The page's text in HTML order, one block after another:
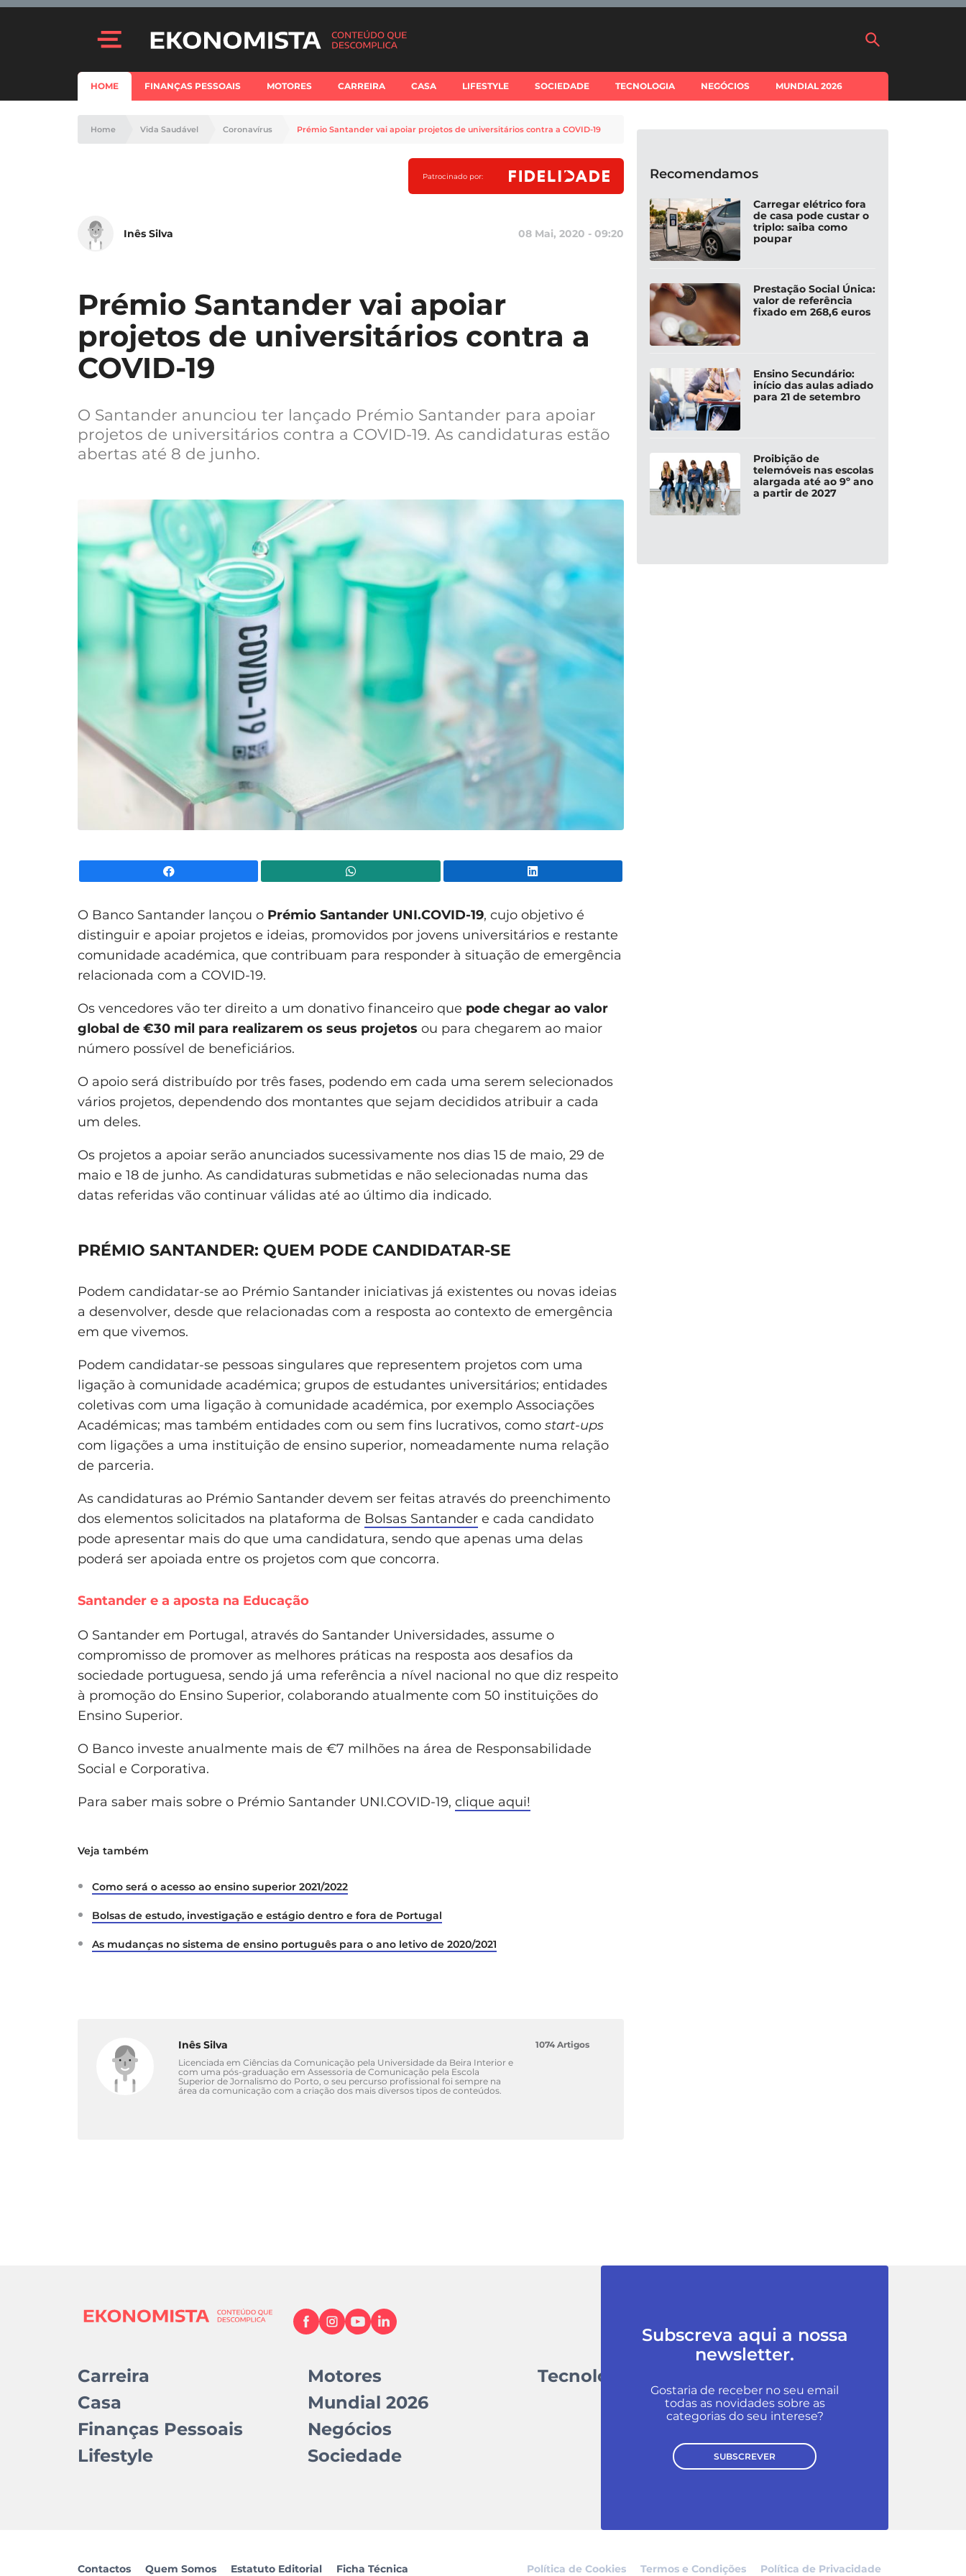
HOME FINANÇAS PESSOAIS MOTORES CARREIRA CASA LIFESTYLE SOCIEDADE TECNOLOGIA NEGÓCIOS MUNDIAL 2026
Home Vida Saudável Coronavírus Prémio Santander vai apoiar projetos de universitários contra a COVID-19
Patrocinado por:
Inês Silva 08 Mai, 2020 - 09:20
Prémio Santander vai apoiar
projetos de universitários contra a
COVID-19
O Santander anunciou ter lançado Prémio Santander para apoiar
projetos de universitários contra a COVID-19. As candidaturas estão
abertas até 8 de junho.
O Banco Santander lançou o Prémio Santander UNI.COVID-19, cujo objetivo é
distinguir e apoiar projetos e ideias, promovidos por jovens universitários e restante
comunidade académica, que contribuam para responder à situação de emergência
relacionada com a COVID-19.
Os vencedores vão ter direito a um donativo financeiro que pode chegar ao valor
global de €30 mil para realizarem os seus projetos ou para chegarem ao maior
número possível de beneficiários.
O apoio será distribuído por três fases, podendo em cada uma serem selecionados
vários projetos, dependendo dos montantes que sejam decididos atribuir a cada
um deles.
Os projetos a apoiar serão anunciados sucessivamente nos dias 15 de maio, 29 de
maio e 18 de junho. As candidaturas submetidas e não selecionadas numa das
datas referidas vão continuar válidas até ao último dia indicado.
PRÉMIO SANTANDER: QUEM PODE CANDIDATAR-SE
Podem candidatar-se ao Prémio Santander iniciativas já existentes ou novas ideias
a desenvolver, desde que relacionadas com a resposta ao contexto de emergência
em que vivemos.
Podem candidatar-se pessoas singulares que representem projetos com uma
ligação à comunidade académica; grupos de estudantes universitários; entidades
coletivas com uma ligação à comunidade académica, por exemplo Associações
Académicas; mas também entidades com ou sem fins lucrativos, como start-ups
com ligações a uma instituição de ensino superior, nomeadamente numa relação
de parceria.
As candidaturas ao Prémio Santander devem ser feitas através do preenchimento
dos elementos solicitados na plataforma de Bolsas Santander e cada candidato
pode apresentar mais do que uma candidatura, sendo que apenas uma delas
poderá ser apoiada entre os projetos com que concorra.
Santander e a aposta na Educação
O Santander em Portugal, através do Santander Universidades, assume o
compromisso de promover as melhores práticas na resposta aos desafios da
sociedade portuguesa, sendo já uma referência a nível nacional no que diz respeito
à promoção do Ensino Superior, colaborando atualmente com 50 instituições do
Ensino Superior.
O Banco investe anualmente mais de €7 milhões na área de Responsabilidade
Social e Corporativa.
Para saber mais sobre o Prémio Santander UNI.COVID-19, clique aqui!
Veja também
Como será o acesso ao ensino superior 2021/2022
Bolsas de estudo, investigação e estágio dentro e fora de Portugal
As mudanças no sistema de ensino português para o ano letivo de 2020/2021
Inês Silva
Licenciada em Ciências da Comunicação pela Universidade da Beira Interior e
com uma pós-graduação em Assessoria de Comunicação pela Escola
Superior de Jornalismo do Porto, o seu percurso profissional foi sempre na
área da comunicação com a criação dos mais diversos tipos de conteúdos.
1074 Artigos
Recomendamos
Carregar elétrico fora
de casa pode custar o
triplo: saiba como
poupar
Prestação Social Única:
valor de referência
fixado em 268,6 euros
Ensino Secundário:
início das aulas adiado
para 21 de setembro
Proibição de
telemóveis nas escolas
alargada até ao 9º ano
a partir de 2027
Carreira
Casa
Finanças Pessoais
Lifestyle
Motores
Mundial 2026
Negócios
Sociedade
Tecnologia
Subscreva aqui a nossa
newsletter.
Gostaria de receber no seu email
todas as novidades sobre as
categorias do seu interese?
SUBSCREVER
Contactos Quem Somos Estatuto Editorial Ficha Técnica Política de Cookies Termos e Condições Política de Privacidade